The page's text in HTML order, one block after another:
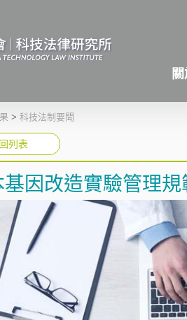
> 科技法制要聞
列表
基因改造實驗管理